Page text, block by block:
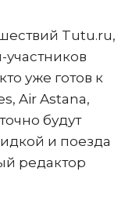
Tutu.ru,
уже готов к
Air Astana,
будут
и поезда
редактор